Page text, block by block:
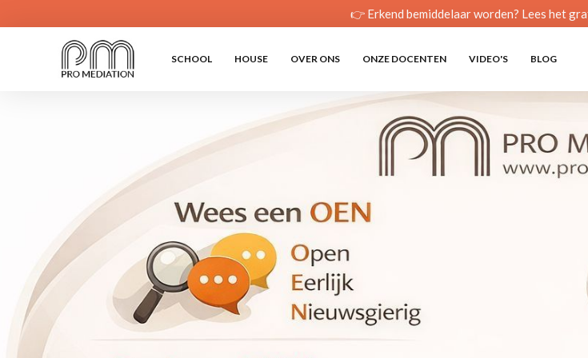
👉 Erkend bemiddelaar worden? Lees het
SCHOOL HOUSE OVER ONS ONZE DOCENTEN VIDEO'S BLOG